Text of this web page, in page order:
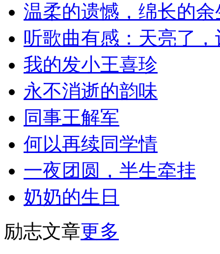
温柔的遗憾，绵长的余
听歌曲有感：天亮了
我的发小王喜珍
永不消逝的韵味
同事王解军
何以再续同学情
一夜团圆，半生牵挂
奶奶的生日
励志文章更多